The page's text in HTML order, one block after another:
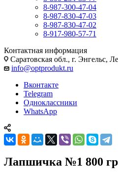
8-987-300-47-04
8-987-830-47-03
8-987-830-47-02
8-917-980-57-71
Контактная информация
Саратовская обл., г. Энгельс,
info@optprodukt.ru
Вконтакте
Telegram
Одноклассники
WhatsApp
Лапшичка №1 800